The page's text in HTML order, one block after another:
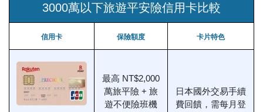
3000萬以下旅遊平安險信用卡比較
信用卡 保險額度 卡片特色
最高 NT$2,000
萬旅平險 + 旅
遊不便險班機
日本國外交易手續
費回饋，需每月登